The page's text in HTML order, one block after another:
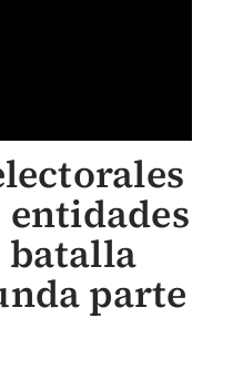
entidades
batalla
parte